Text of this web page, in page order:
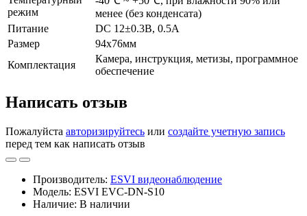
режим
менее (без конденсата)
Питание
DC 12±0.3В, 0.5А
Размер
94х76мм
Комплектация
Камера, инструкция, метизы, программное
обеспечение
Написать отзыв
Пожалуйста авторизируйтесь или создайте учетную запись
перед тем как написать отзыв
Производитель: ESVI видеонаблюдение
Модель: ESVI EVC-DN-S10
Наличие: В наличии